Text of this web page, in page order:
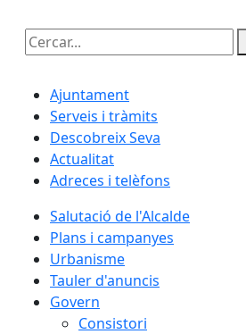
Cercar:
Ajuntament
Serveis i tràmits
Descobreix Seva
Actualitat
Adreces i telèfons
Salutació de l'Alcalde
Plans i campanyes
Urbanisme
Tauler d'anuncis
Govern
Consistori